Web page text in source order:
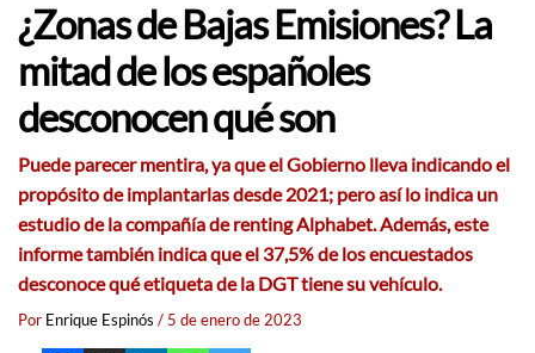
¿Zonas de Bajas Emisiones? La
mitad de los españoles
desconocen qué son
Puede parecer mentira, ya que el Gobierno lleva indicando el
propósito de implantarlas desde 2021; pero así lo indica un
estudio de la compañía de renting Alphabet. Además, este
informe también indica que el 37,5% de los encuestados
desconoce qué etiqueta de la DGT tiene su vehículo.
Por Enrique Espinós / 5 de enero de 2023